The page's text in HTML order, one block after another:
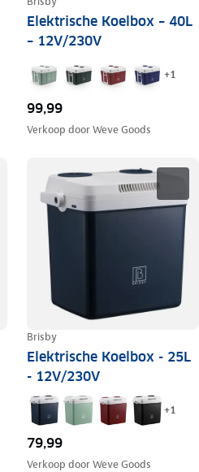
Elektrische Koelbox – 40L
– 12V/230V
+1
99,99
Verkoop doorWeve Goods
Brisby
Elektrische Koelbox - 25L
- 12V/230V
+1
79,99
Verkoop doorWeve Goods